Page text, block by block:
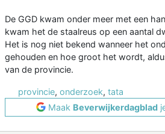
De GGD kwam onder meer met een
kwam het de staalreus op een aantal
Het is nog niet bekend wanneer het
gehouden en hoe groot het wordt,
van de provincie.
provincie, onderzoek, tata
Maak Beverwijkerdagblad